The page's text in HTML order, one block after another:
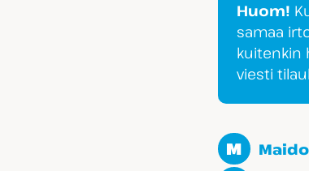
Huom!
samaa
kuitenkin
viesti
M